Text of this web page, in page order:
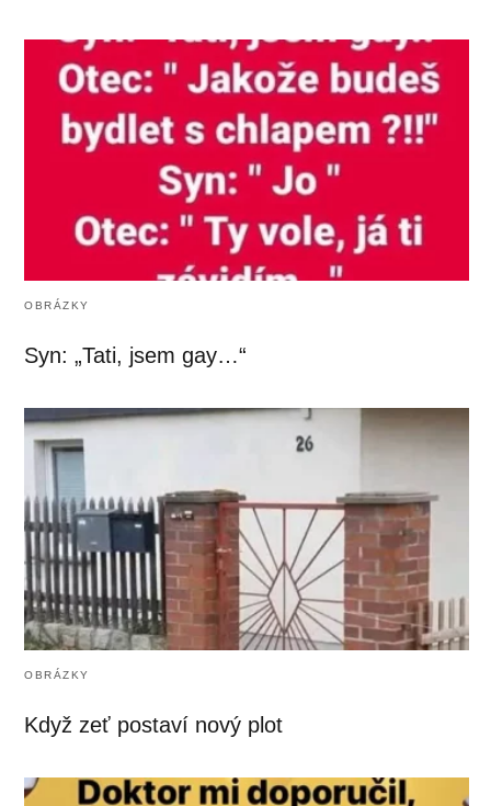
OBRÁZKY
Syn: „Tati, jsem gay…“
OBRÁZKY
Když zeť postaví nový plot